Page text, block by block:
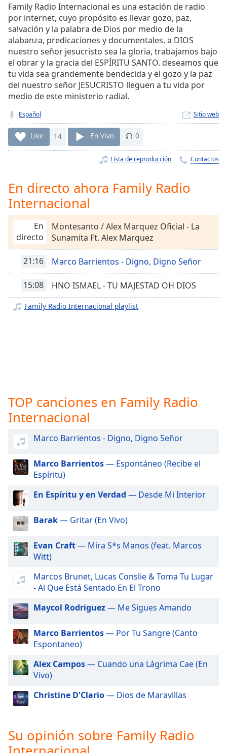
Stream
TypeLIVE
Seek to
live,
currently
behind
live LIVE
Remaining
Time -
Playback
Rate
Descriptions
descriptions
selected
subtitles
settings ,
opens
subtitles
Picture-
in-
Fullscreen
window.
Beginning
dialog
window.
cancel
close
window.
Color
Opacity
Background
Color
Family Radio Internacional es una estación de radio
por internet, cuyo propósito es llevar gozo, paz,
salvación y la palabra de Dios por medio de la
alabanza, predicaciones y documentales. a DIOS
nuestro señor jesucristo sea la gloria, trabajamos bajo
el obrar y la gracia del ESPÍRITU SANTO. deseamos que
tu vida sea grandemente bendecida y el gozo y la paz
del nuestro señor JESUCRISTO lleguen a tu vida por
medio de este ministerio radial.
Español Sitio web
Like 14 En Vivo 0
Lista de reproducción Contactos
En directo ahora Family Radio
Internacional
En
directo
Montesanto / Alex Marquez Oficial - La
Sunamita Ft. Alex Marquez
21:16 Marco Barrientos - Digno, Digno Señor
15:08 HNO ISMAEL - TU MAJESTAD OH DIOS
Family Radio Internacional playlist
TOP canciones en Family Radio
Internacional
Marco Barrientos - Digno, Digno Señor
Marco Barrientos— Espontáneo (Recibe el
Espíritu)
En Espíritu y en Verdad — Desde Mi Interior
Barak— Gritar (En Vivo)
Evan Craft— Mira S*s Manos (feat. Marcos
Witt)
Marcos Brunet, Lucas Conslie & Toma Tu Lugar
- Al Que Está Sentado En El Trono
Maycol Rodriguez— Me Sigues Amando
Marco Barrientos— Por Tu Sangre (Canto
Espontaneo)
Alex Campos— Cuando una Lágrima Cae (En
Vivo)
Christine D'Clario— Dios de Maravillas
Su opinión sobre Family Radio